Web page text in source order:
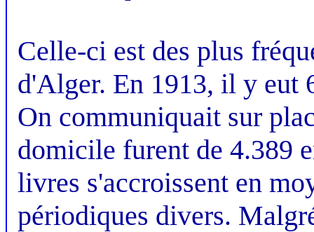
Celle-ci est des plus
d'Alger. En 1913, il y eut
On communiquait sur
domicile furent de 4.389
livres s'accroissent en
périodiques divers.